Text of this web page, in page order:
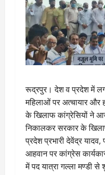
रूद्रपुर। देश व प्रदेश में
महिलाओं पर अत्चायार और
के खिलाफ कांग्रेसियों ने
निकालकर सरकार के
प्रदेश प्रभारी देवेंद्र
आहवान पर कांग्रेस
में पद यात्रा गल्ला मण्डी से